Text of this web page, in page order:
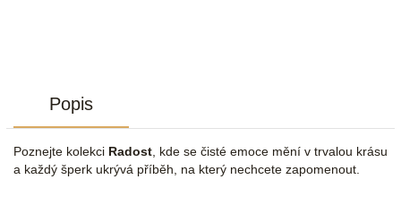
Popis
Poznejte kolekci Radost , kde se čisté emoce mění v trvalou krásu
a každý šperk ukrývá příběh, na který nechcete zapomenout.